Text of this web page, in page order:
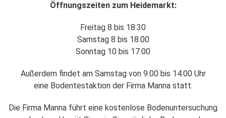
Öffnungszeiten zum Heidemarkt:
Freitag 8 bis 18.30
Samstag 8 bis 18.00
Sonntag 10 bis 17.00
Außerdem findet am Samstag von 9.00 bis 14.00 Uhr
eine Bodentestaktion der Firma Manna statt.
Die Firma Manna führt eine kostenlose Bodenuntersuchung